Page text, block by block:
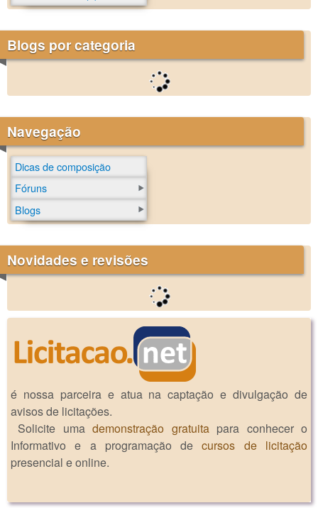
Blogs por categoria
Navegação
Dicas de composição
Fóruns
Blogs
Novidades e revisões
é nossa parceira e atua na captação e divulgação de
avisos de licitações.
Solicite umademonstração gratuitapara conhecer o
Informativo e a programação decursos de licitação
presencial e online.